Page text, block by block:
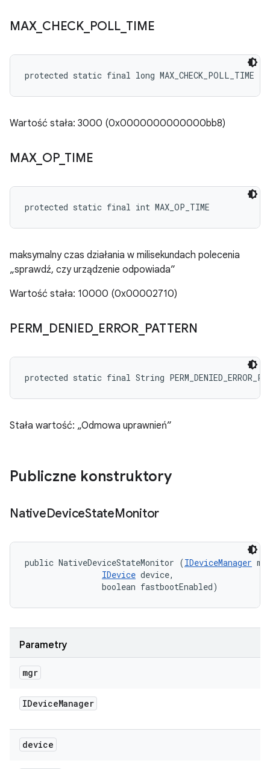
MAX_ CHECK_ POLL_ TIME
protected static final long MAX_CHECK_POLL_TIME
Wartość stała: 3000 (0x0000000000000bb8)
MAX_ OP_ TIME
protected static final int MAX_OP_TIME
maksymalny czas działania w milisekundach polecenia
„sprawdź, czy urządzenie odpowiada”
Wartość stała: 10000 (0x00002710)
PERM DENIED_ ERROR_ PATTERN
protected static final String
Stała wartość: „Odmowa uprawnień”
Publiczne konstruktory
NativeDeviceStateMonitor
public NativeDeviceStateMonitor (IDeviceManager
IDevice device,
                boolean fastbootEnabled)
Parametry
mgr
IDeviceManager
device